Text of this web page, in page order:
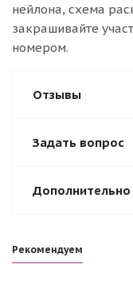
нейлона, схема
закрашивайте
номером.
Отзывы
Задать вопрос
Дополнительно
Рекомендуем